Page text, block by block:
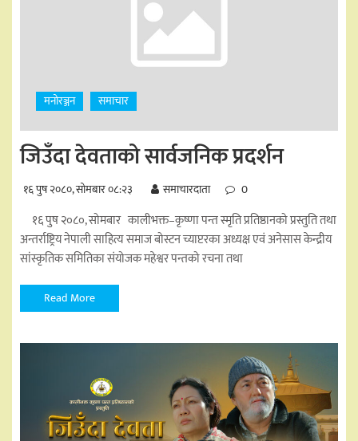
मनोरञ्जन समाचार
जिउँदा देवताको सार्वजनिक प्रदर्शन
१६ पुष २०८०, सोमबार ०८:२३ समाचारदाता 0
१६ पुष २०८०, सोमबार कालीभक्त–कृष्णा पन्त स्मृति प्रतिष्ठानको प्रस्तुति तथा
अन्तर्राष्ट्रिय नेपाली साहित्य समाज बोस्टन च्याप्टरका अध्यक्ष एवं अनेसास केन्द्रीय
सांस्कृतिक समितिका संयोजक महेश्वर पन्तको रचना तथा
Read More